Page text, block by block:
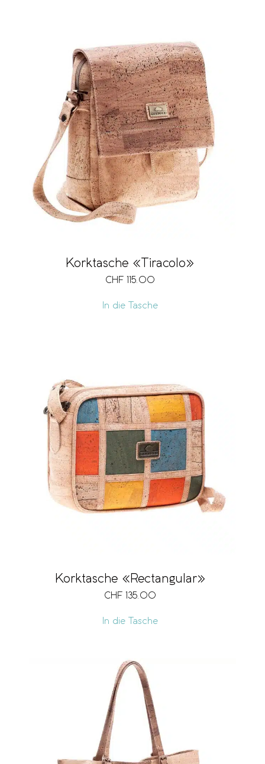
Korktasche «Tiracolo»
CHF 115.00
In die Tasche
Korktasche «Rectangular»
CHF 135.00
In die Tasche